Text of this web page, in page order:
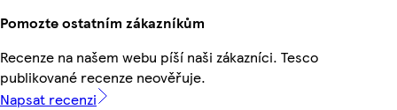
Pomozte ostatním zákazníkům
Recenze na našem webu píší naši zákazníci. Tesco
publikované recenze neověřuje.
Napsat recenzi